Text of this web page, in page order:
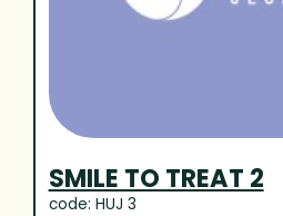
SMILE TO TREAT 2
code: HUJ 3